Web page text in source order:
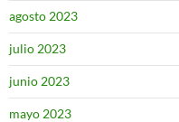
agosto 2023
julio 2023
junio 2023
mayo 2023